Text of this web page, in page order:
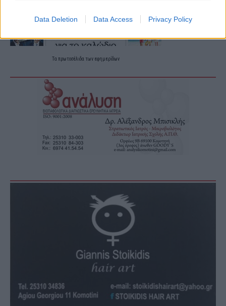
Data Deletion Data Access Privacy Policy
Τα πρωτοσέλιδα των εφημερίδων